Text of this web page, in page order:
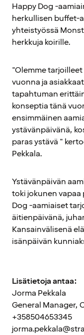
Happy Dog -
herkullisen buffet-
yhteistyössä
herkkuja koirille.
"Olemme
vuonna ja
tapahtuman
konseptia tänä
ensimmäinen
ystävänpäivänä,
paras ystävä "
Pekkala.
Ystävänpäivän
toki jokunen vapaa
Dog -aamiaiset
äitienpäivänä,
Kansainvälisenä
isänpäivän
Lisätietoja antaa:
Jorma Pekkala
General Manager,
+358504653345